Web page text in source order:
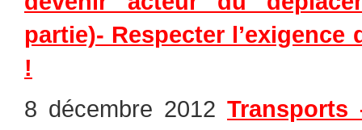
partie)- Respecter
!
8 décembre 2012 Transports